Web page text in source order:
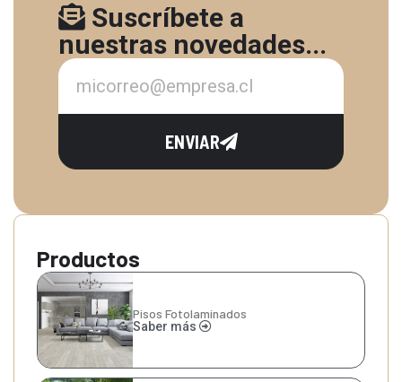
Suscríbete a
nuestras novedades...
ENVIAR
Productos
Pisos Fotolaminados
Saber más